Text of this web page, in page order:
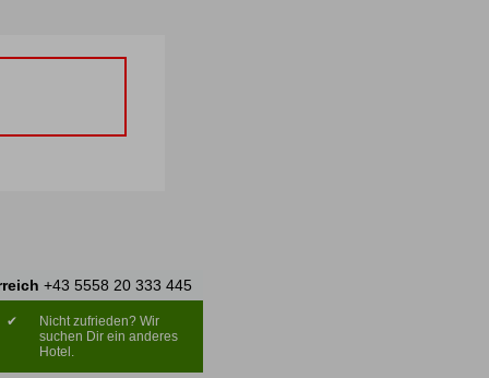
+43 5558 20 333 445
✔
Nicht zufrieden? Wir
suchen Dir ein anderes
Hotel.